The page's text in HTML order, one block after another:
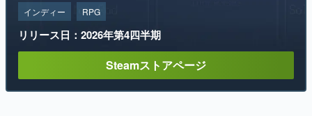
インディー RPG
リリース日：2026年第4四半期
Steamストアページ